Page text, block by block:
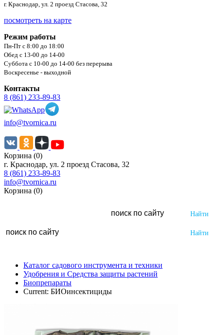
г. Краснодар, ул. 2 проезд Стасова, 32
посмотреть на карте
Режим работы
Пн-Пт с 8:00 до 18:00
Обед с 13-00 до 14-00
Суббота с 10-00 до 14-00 без перерыва
Воскресенье - выходной
Контакты
8 (861) 233-89-83
info@tvornica.ru
Корзина (0)
г. Краснодар, ул. 2 проезд Стасова, 32
8 (861) 233-89-83
info@tvornica.ru
Корзина (0)
Каталог садового инструмента и техники
Удобрения и Средства защиты растений
Биопрепараты
Current: БИОинсектициды